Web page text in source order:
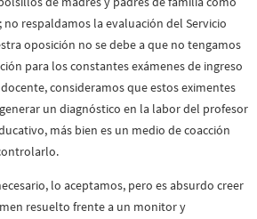
no respaldamos la evaluación del Servicio
oposición no se debe a que no tengamos
para los constantes exámenes de ingreso
consideramos que estos eximentes
un diagnóstico en la labor del profesor
más bien es un medio de coacción
lo aceptamos, pero es absurdo creer
resuelto frente a un monitor y